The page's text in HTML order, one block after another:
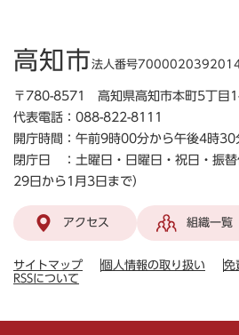
高知市法人番号
〒780-8571 高知県高知市本町5丁目
代表電話：088-822-8111
開庁時間：午前9時00分から午後4時30
閉庁日 ：土曜日・日曜日・祝日・振
29日から1月3日まで）
アクセス 組織一覧
サイトマップ 個人情報の取り扱い 免
RSSについて